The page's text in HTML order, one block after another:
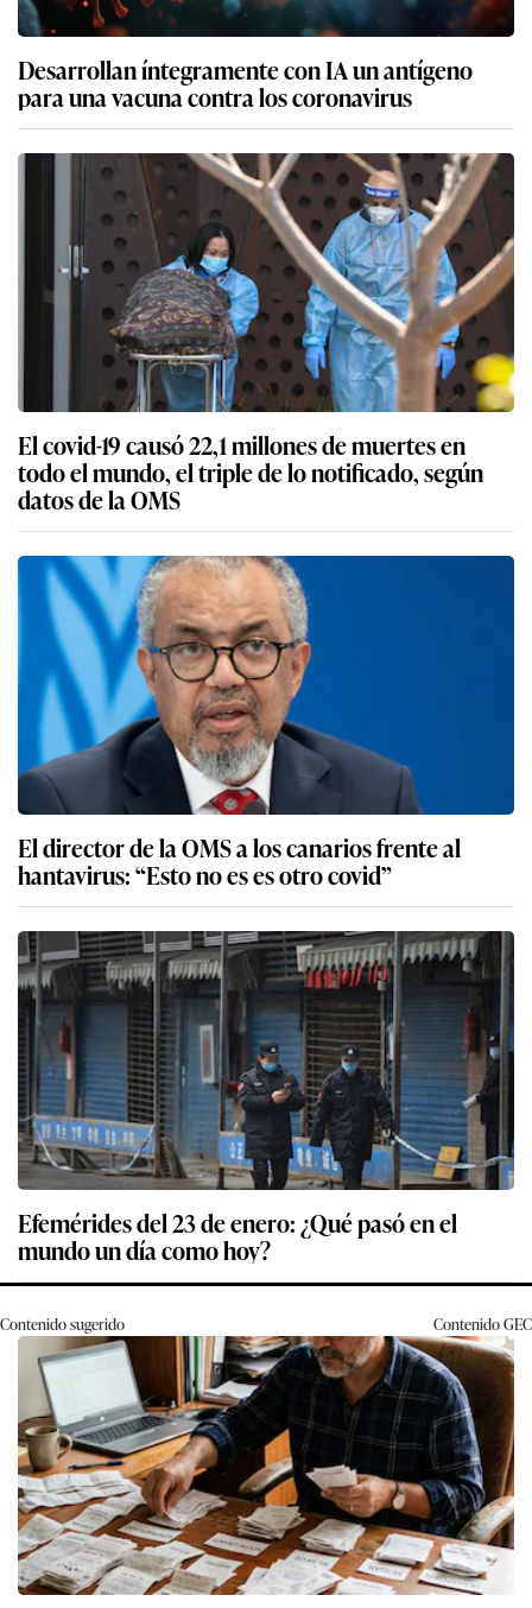
Desarrollan íntegramente con IA un antígeno
para una vacuna contra los coronavirus
El covid-19 causó 22,1 millones de muertes en
todo el mundo, el triple de lo notificado, según
datos de la OMS
El director de la OMS a los canarios frente al
hantavirus: “Esto no es es otro covid”
Efemérides del 23 de enero: ¿Qué pasó en el
mundo un día como hoy?
Contenido sugerido ContenidoGEC